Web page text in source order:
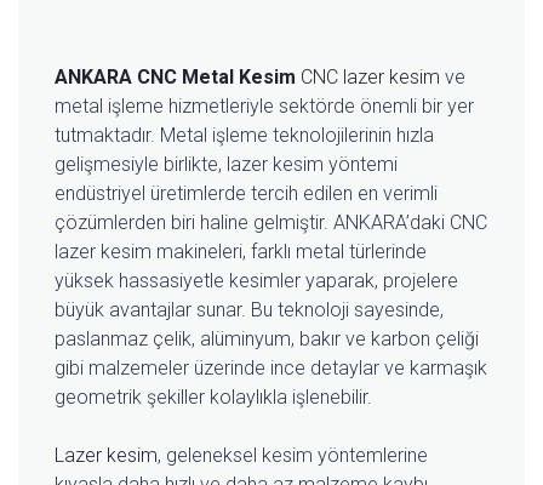
ANKARA CNC Metal Kesim CNC lazer kesim ve
metal işleme hizmetleriyle sektörde önemli bir yer
tutmaktadır. Metal işleme teknolojilerinin hızla
gelişmesiyle birlikte, lazer kesim yöntemi
endüstriyel üretimlerde tercih edilen en verimli
çözümlerden biri haline gelmiştir. ANKARA’daki CNC
lazer kesim makineleri, farklı metal türlerinde
yüksek hassasiyetle kesimler yaparak, projelere
büyük avantajlar sunar. Bu teknoloji sayesinde,
paslanmaz çelik, alüminyum, bakır ve karbon çeliği
gibi malzemeler üzerinde ince detaylar ve karmaşık
geometrik şekiller kolaylıkla işlenebilir.
Lazer kesim, geleneksel kesim yöntemlerine